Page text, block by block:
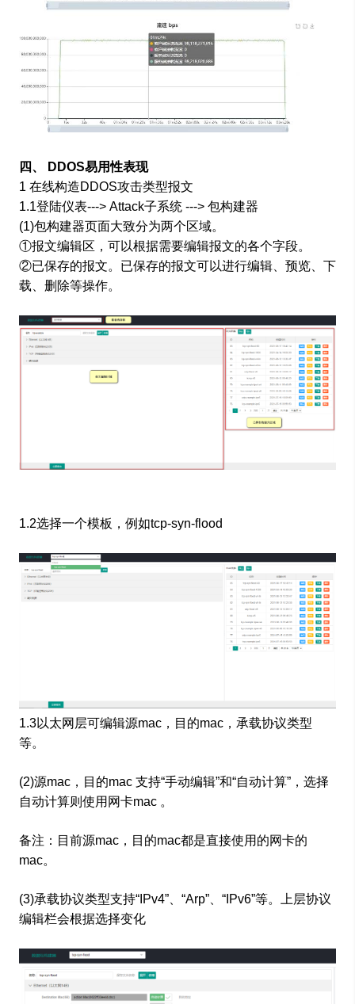
四、 DDOS易用性表现
1 在线构造DDOS攻击类型报文
1.1登陆仪表---> Attack子系统 ---> 包构建器
(1)包构建器页面大致分为两个区域。
①报文编辑区，可以根据需要编辑报文的各个字段。
②已保存的报文。已保存的报文可以进行编辑、预览、下
载、删除等操作。
1.2选择一个模板，例如tcp-syn-flood
1.3以太网层可编辑源mac，目的mac，承载协议类型
等。
(2)源mac，目的mac 支持“手动编辑”和“自动计算”，选择
自动计算则使用网卡mac 。
备注：目前源mac，目的mac都是直接使用的网卡的
mac。
(3)承载协议类型支持“IPv4”、“Arp”、“IPv6”等。上层协议
编辑栏会根据选择变化